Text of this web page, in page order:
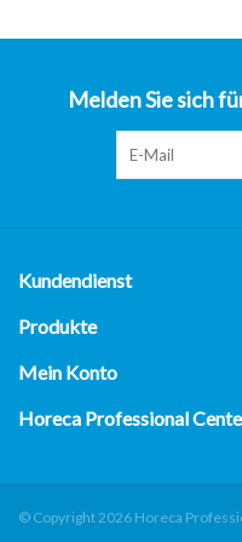
Melden Sie sich
Kundendienst
Produkte
Mein Konto
Horeca Professional
© Copyright 2026 Horeca